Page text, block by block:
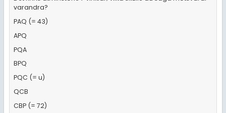
varandra?
PAQ (= 43)
APQ
PQA
BPQ
PQC (= u)
QCB
CBP (= 72)